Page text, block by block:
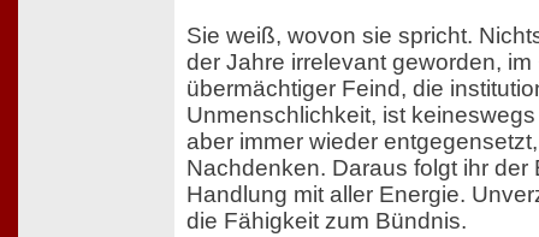
Sie weiß, wovon sie spricht.
der Jahre irrelevant geworden, im
übermächtiger Feind, die
Unmenschlichkeit, ist
aber immer wieder
Nachdenken. Daraus folgt ihr der
Handlung mit aller Energie.
die Fähigkeit zum Bündnis.